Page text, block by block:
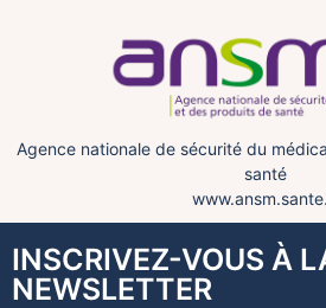
Agence nationale de sécurité du
santé
INSCRIVEZ-VOUS À
NEWSLETTER